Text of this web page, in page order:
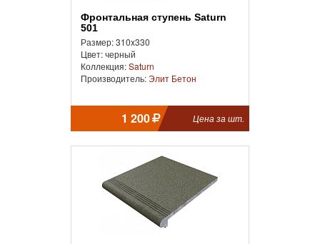
Фронтальная cтупень Saturn
501
Размер: 310x330
Цвет: черный
Коллекция:Saturn
Производитель:Элит Бетон
1 200 Цена за шт.